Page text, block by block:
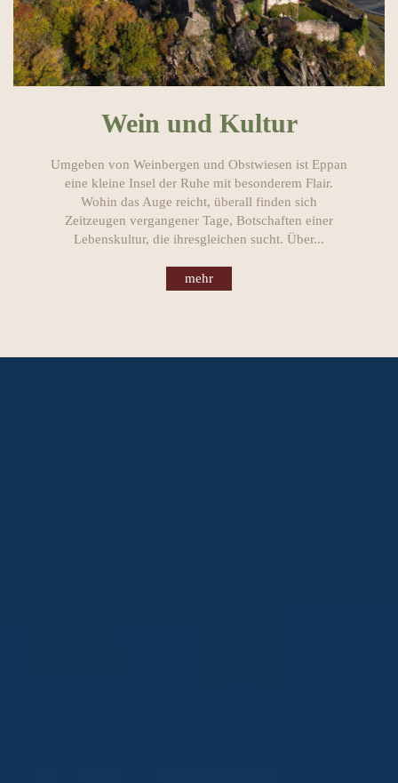
Wein und Kultur
Umgeben von Weinbergen und Obstwiesen ist Eppan
eine kleine Insel der Ruhe mit besonderem Flair.
Wohin das Auge reicht, überall finden sich
Zeitzeugen vergangener Tage, Botschaften einer
Lebenskultur, die ihresgleichen sucht. Über...
mehr